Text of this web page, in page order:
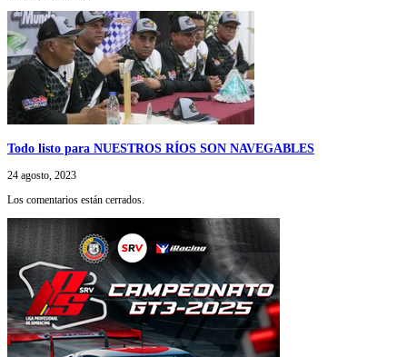
Todo listo para NUESTROS RÍOS SON NAVEGABLES
24 agosto, 2023
Los comentarios están cerrados.